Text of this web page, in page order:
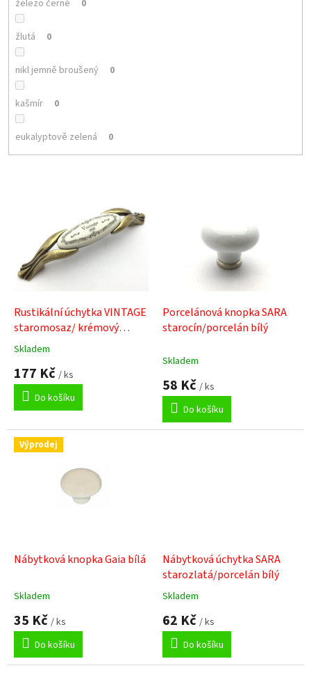
železo černé 0
žlutá 0
nikl jemně broušený 0
kašmír 0
eukalyptově zelená 0
Rustikální úchytka VINTAGE
staromosaz/ krémový
porcelán s motivem
Průměrné
hodnocení
produktu
5,0
5
hvězdiček.
Skladem
177 Kč / ks
Do košíku
Porcelánová knopka SARA
starocín/porcelán bílý
Skladem
58 Kč / ks
Do košíku
Výprodej
Nábytková knopka Gaia bílá
Průměrné
hodnocení
produktu
1,0
z
Skladem
35 Kč / ks
Do košíku
Nábytková úchytka SARA
starozlatá/porcelán bílý
Průměrné
hodnocení
produktu
5,0
z
Skladem
62 Kč / ks
Do košíku